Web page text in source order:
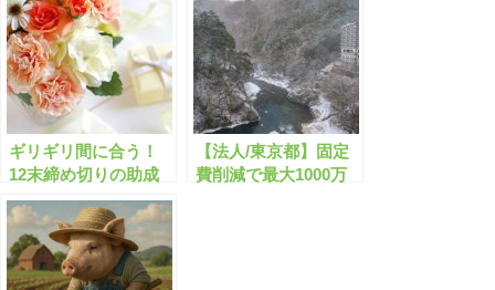
ギリギリ間に合う！
12末締め切りの助成
金・補助金「全1283
件」はこちら！【有料
会員限定】
【法人/東京都】固定
費削減で最大1000万